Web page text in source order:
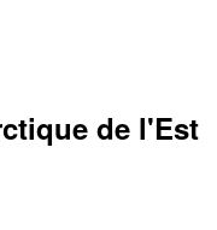
de l'Est